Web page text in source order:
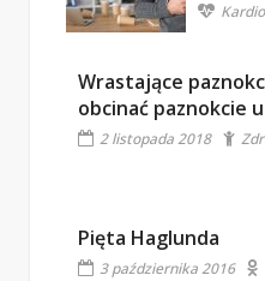
Wrastające
obcinać paznokcie
2 listopada 2018
Pięta Haglunda
3 października 2016